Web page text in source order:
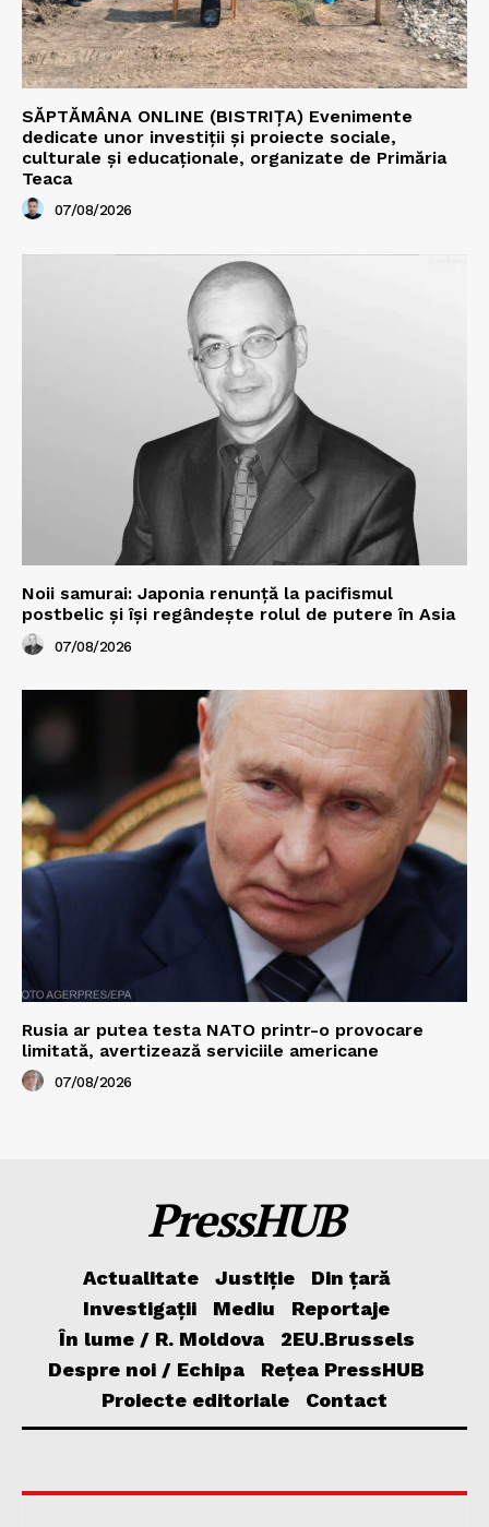
SĂPTĂMÂNA ONLINE (BISTRIȚA) Evenimente
dedicate unor investiții și proiecte sociale,
culturale și educaționale, organizate de Primăria
Teaca
07/08/2026
Noii samurai: Japonia renunță la pacifismul
postbelic și își regândește rolul de putere în Asia
07/08/2026
Rusia ar putea testa NATO printr-o provocare
limitată, avertizează serviciile americane
07/08/2026
PressHUB
Actualitate Justiție
Din țară
Investigații
Mediu
Reportaje
În lume / R. Moldova
2EU.Brussels
Despre noi / Echipa
Rețea PressHUB
Proiecte editoriale
Contact